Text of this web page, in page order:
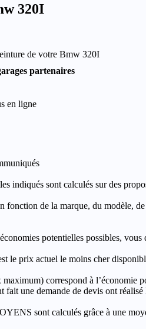
320I
de votre Bmw 320I
partenaires
en ligne
indiqués sont calculés sur des
de la marque, du modèle,
potentielles possibles,
prix actuel le moins cher
correspond à l’économie
une demande de devis ont
sont calculés grâce à une